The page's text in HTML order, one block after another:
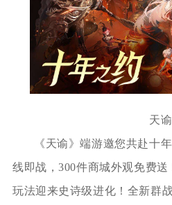
天
《天谕》端游邀您共赴十
线即战，300件商城外观免费
玩法迎来史诗级进化！全新群